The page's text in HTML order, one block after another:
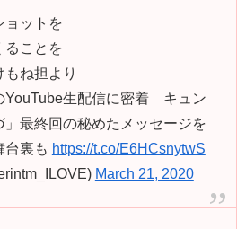
ョットを
ることを
ね担より
YouTube生配信に密着 キュン
」最終回の秘めたメッセージを
台裏も https://t.co/E6HCsnytwS
March 21, 2020